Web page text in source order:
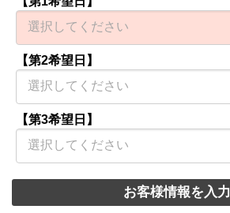
【第2希望日】
【第3希望日】
お客様情報を入力